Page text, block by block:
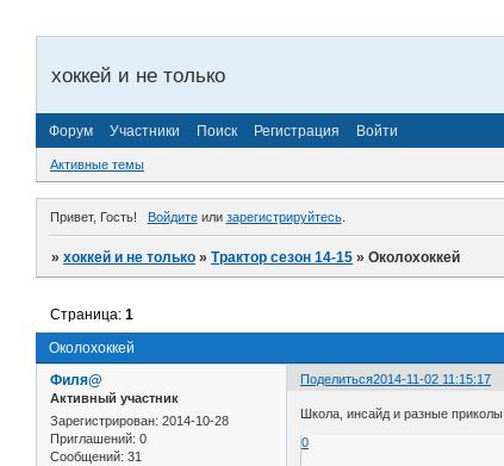
хоккей и не только
Форум Участники Поиск Регистрация Войти
Активные темы
Привет, Гость! Войдитеили зарегистрируйтесь.
»хоккей и не только »Трактор сезон 14-15 »Околохоккей
Околохоккей
Страница:1
Поделиться2014-11-02 11:15:17
Филя@
Активный участник
Зарегистрирован: 2014-10-28
Приглашений: 0
Сообщений: 31
Школа, инсайд и разные приколы.
0